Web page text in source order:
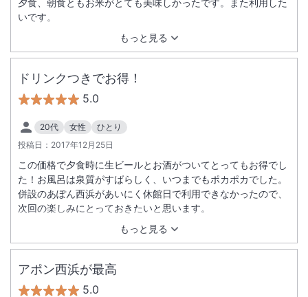
もっと見る
夕食、朝食ともお米がとても美味しかったです。また利用した
いです。
ドリンクつきでお得！
5.0
20代 女性
ひとり
投稿日： 2017年12月25日
もっと見る
この価格で夕食時に生ビールとお酒がついてとってもお得でし
た！お風呂は泉質がすばらしく、いつまでもポカポカでした。
併設のあぽん西浜があいにく休館日で利用できなかったので、
次回の楽しみにとっておきたいと思います。
アポン西浜が最高
5.0